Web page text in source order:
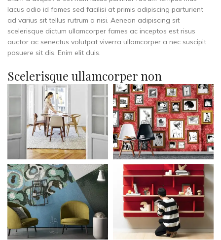
lacus odio id fames sed facilisi at primis adipiscing parturient
ad varius sit tellus rutrum a nisi. Aenean adipiscing sit
scelerisque dictum ullamcorper fames ac inceptos est risus
auctor ac senectus volutpat viverra ullamcorper a nec suscipit
posuere sit dis. Enim elit duis.
Scelerisque ullamcorper non